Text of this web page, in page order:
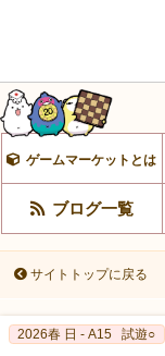
ゲームマーケットとは
ブログ一覧
サイトトップに戻る
2026春 日 - A15 試遊○